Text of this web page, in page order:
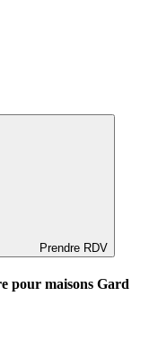
Prendre RDV
pour maisons Gard